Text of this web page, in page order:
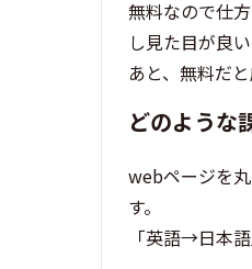
無料なので仕
し見た目が良
あと、無料だ
どのような
webページを
す。
「英語→日本